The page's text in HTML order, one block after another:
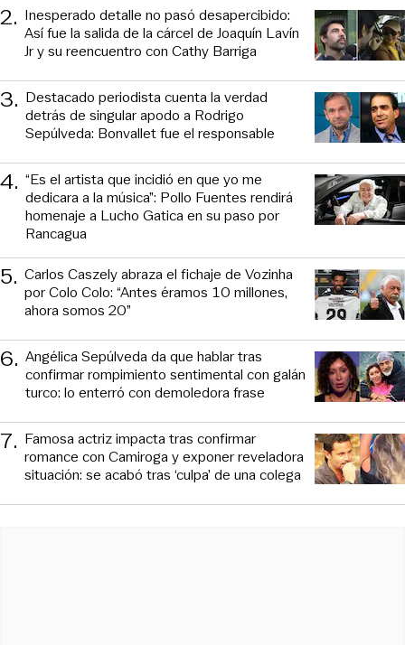
2. Inesperado detalle no pasó desapercibido:
Así fue la salida de la cárcel de Joaquín Lavín
Jr y su reencuentro con Cathy Barriga
3. Destacado periodista cuenta la verdad
detrás de singular apodo a Rodrigo
Sepúlveda: Bonvallet fue el responsable
4. “Es el artista que incidió en que yo me
dedicara a la música”: Pollo Fuentes rendirá
homenaje a Lucho Gatica en su paso por
Rancagua
5. Carlos Caszely abraza el fichaje de Vozinha
por Colo Colo: “Antes éramos 10 millones,
ahora somos 20”
6. Angélica Sepúlveda da que hablar tras
confirmar rompimiento sentimental con galán
turco: lo enterró con demoledora frase
7. Famosa actriz impacta tras confirmar
romance con Camiroga y exponer reveladora
situación: se acabó tras ‘culpa’ de una colega